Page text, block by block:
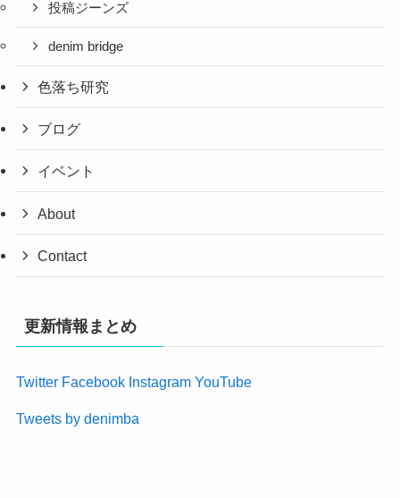
投稿ジーンズ
denim bridge
色落ち研究
ブログ
イベント
About
Contact
更新情報まとめ
Twitter Facebook Instagram YouTube
Tweets by denimba